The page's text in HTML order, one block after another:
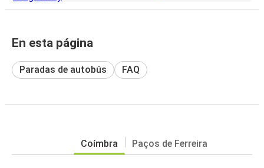
En esta página
Paradas de autobús FAQ
Coímbra Paços de Ferreira